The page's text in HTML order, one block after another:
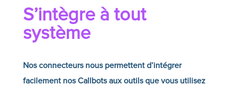
S’intègre à tout
système
Nos connecteurs nous permettent d’intégrer
facilement nosCallbotsaux outils que vous utilisez